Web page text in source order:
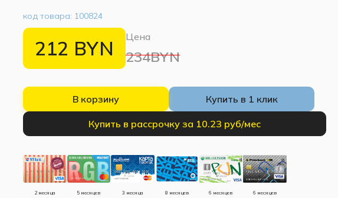
код товара: 100824
212 BYN Цена
234BYN
В корзину Купить в 1 клик
Купить в рассрочку за 10.23 руб/мес
2 месяца 5 месяцев 3 месяца 8 месяцев 6 месяцев 6 месяцев